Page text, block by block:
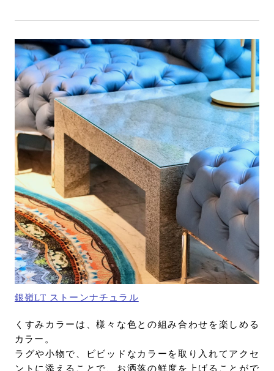
銀嶺LT ストーンナチュラル
くすみカラーは、様々な色との組み合わせを楽しめる
カラー。
ラグや小物で、ビビッドなカラーを取り入れてアクセ
ントに添えることで、お洒落の鮮度を上げることがで